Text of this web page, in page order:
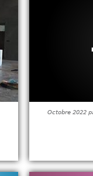
Octobre 2022